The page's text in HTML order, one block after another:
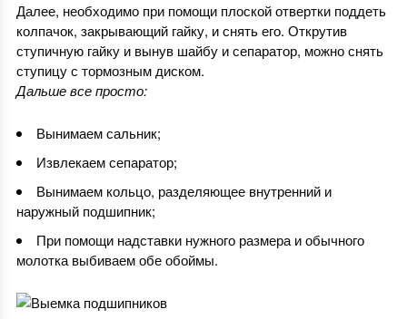
Далее, необходимо при помощи плоской отвертки поддеть
колпачок, закрывающий гайку, и снять его. Открутив
ступичную гайку и вынув шайбу и сепаратор, можно снять
ступицу с тормозным диском.
Дальше все просто:
Вынимаем сальник;
Извлекаем сепаратор;
Вынимаем кольцо, разделяющее внутренний и
наружный подшипник;
При помощи надставки нужного размера и обычного
молотка выбиваем обе обоймы.